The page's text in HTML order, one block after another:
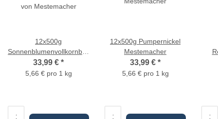
12x500g
Sonnenblumenvollkornbrot
von Mestemacher
33,99 € *
5,66 € pro 1 kg
12x500g Pumpernickel
Mestemacher
33,99 € *
5,66 € pro 1 kg